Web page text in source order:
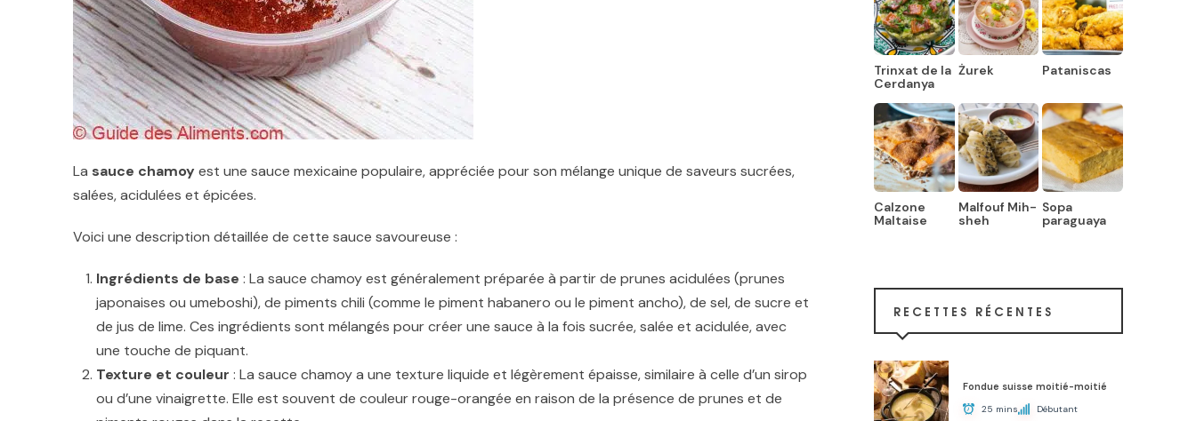
La sauce chamoyest une sauce mexicaine populaire, appréciée pour son mélange unique de saveurs sucrées,
salées, acidulées et épicées.
Voici une description détaillée de cette sauce savoureuse :
Ingrédients de base : La sauce chamoy est généralement préparée à partir de prunes acidulées (prunes
japonaises ou umeboshi), de piments chili (comme le piment habanero ou le piment ancho), de sel, de sucre et
de jus de lime. Ces ingrédients sont mélangés pour créer une sauce à la fois sucrée, salée et acidulée, avec
une touche de piquant.
Texture et couleur : La sauce chamoy a une texture liquide et légèrement épaisse, similaire à celle d’un sirop
ou d’une vinaigrette. Elle est souvent de couleur rouge-orangée en raison de la présence de prunes et de
Trinxat de la
Cerdanya
Żurek Pataniscas
Calzone
Maltaise
Malfouf Mih-
sheh
Sopa
paraguaya
RECETTES RÉCENTES
Fondue suisse moitié-moitié
25 mins Débutant